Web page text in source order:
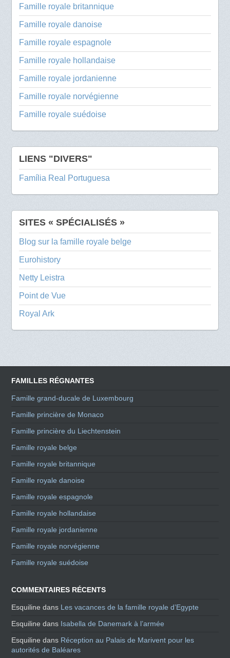
Famille royale britannique
Famille royale danoise
Famille royale espagnole
Famille royale hollandaise
Famille royale jordanienne
Famille royale norvégienne
Famille royale suédoise
LIENS "DIVERS"
Família Real Portuguesa
SITES « SPÉCIALISÉS »
Blog sur la famille royale belge
Eurohistory
Netty Leistra
Point de Vue
Royal Ark
FAMILLES RÉGNANTES
Famille grand-ducale de Luxembourg
Famille princière de Monaco
Famille princière du Liechtenstein
Famille royale belge
Famille royale britannique
Famille royale danoise
Famille royale espagnole
Famille royale hollandaise
Famille royale jordanienne
Famille royale norvégienne
Famille royale suédoise
COMMENTAIRES RÉCENTS
Esquiline dans Les vacances de la famille royale d’Egypte
Esquiline dans Isabella de Danemark à l’armée
Esquiline dans Réception au Palais de Marivent pour les
autorités de Baléares